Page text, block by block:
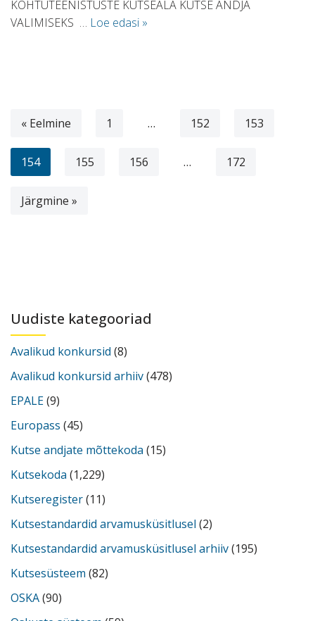
KOHTUTEENISTUSTE KUTSEALA KUTSE ANDJA
VALIMISEKS … Loe edasi »
« Eelmine 1 … 152 153
154 155 156 … 172
Järgmine »
Uudiste kategooriad
Avalikud konkursid (8)
Avalikud konkursid arhiiv(478)
EPALE(9)
Europass (45)
Kutse andjate mõttekoda (15)
Kutsekoda (1,229)
Kutseregister(11)
Kutsestandardid arvamusküsitlusel (2)
Kutsestandardid arvamusküsitlusel arhiiv(195)
Kutsesüsteem (82)
OSKA(90)